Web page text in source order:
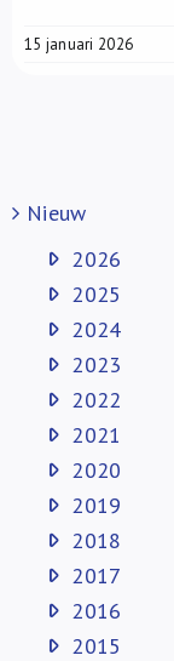
15 januari 2026
Nieuw
2026
2025
2024
2023
2022
2021
2020
2019
2018
2017
2016
2015